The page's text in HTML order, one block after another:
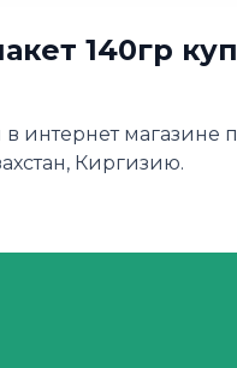
140гр
интернет
Киргизию.